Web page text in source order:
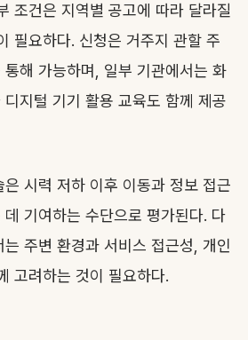
조건은 지역별 공고에 따라 달라질
필요하다. 신청은 거주지 관할 주
해 가능하며, 일부 기관에서는 화
지털 기기 활용 교육도 함께 제공
시력 저하 이후 이동과 정보 접근
기여하는 수단으로 평가된다. 다
주변 환경과 서비스 접근성, 개인
고려하는 것이 필요하다.